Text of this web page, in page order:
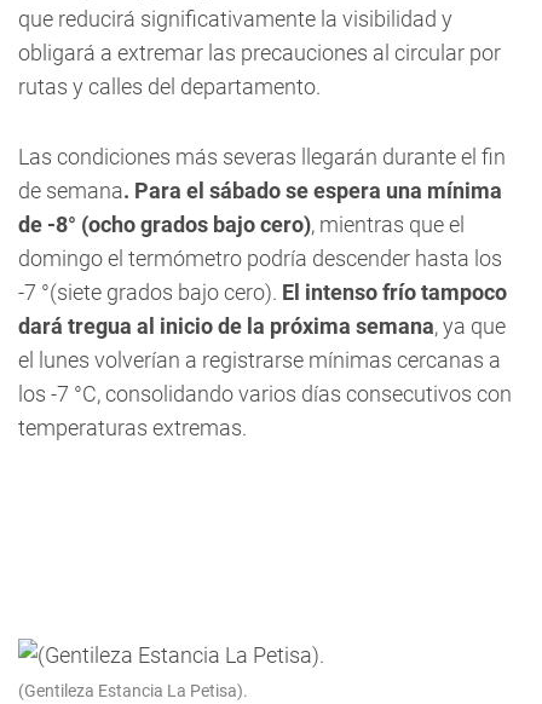
que reducirá significativamente la visibilidad y
obligará a extremar las precauciones al circular por
rutas y calles del departamento.
Las condiciones más severas llegarán durante el fin
de semana. Para el sábado se espera una mínima
de -8° (ocho grados bajo cero), mientras que el
domingo el termómetro podría descender hasta los
-7 °(siete grados bajo cero). El intenso frío tampoco
dará tregua al inicio de la próxima semana, ya que
el lunes volverían a registrarse mínimas cercanas a
los -7 °C, consolidando varios días consecutivos con
temperaturas extremas.
(Gentileza Estancia La Petisa).